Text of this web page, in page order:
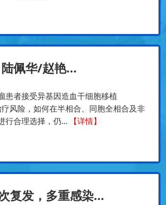
佩华/赵艳...
患者接受异基因造血干细胞移植
疗风险，如何在半相合、同胞全相合及非
行合理选择，仍...
【详情】
复发，多重感染...